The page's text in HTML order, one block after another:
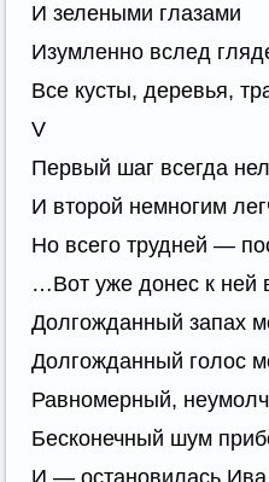
И зелеными глазами
Изумленно вслед
Все кусты, деревья,
V
Первый шаг всегда
И второй немногим
Но всего трудней —
…Вот уже донес к ней
Долгожданный запах
Долгожданный голос
Равномерный,
Бесконечный шум
И — остановилась